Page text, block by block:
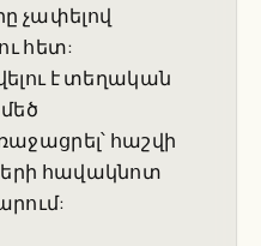
չափելով
հետ:
է տեղական
հաշվի
հավակնոտ